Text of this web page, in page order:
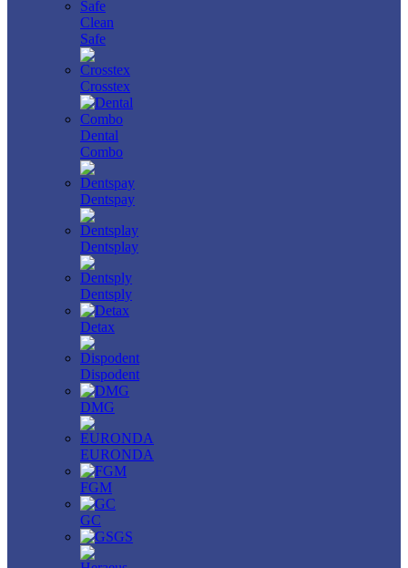
Clean
Safe
Crosstex
Dental
Combo
Dentspay
Dentsplay
Dentsply
Detax
Dispodent
DMG
EURONDA
FGM
GC
GS